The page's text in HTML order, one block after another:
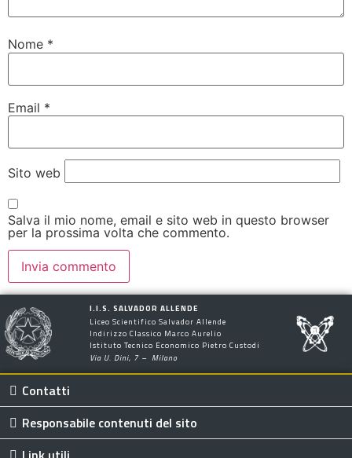
Nome *
Email *
Sito web
Salva il mio nome, email e sito web in questo browser
per la prossima volta che commento.
I.I.S. SALVADOR ALLENDE
Liceo Scientifico Salvador Allende
Indirizzo Classico Marco Aurelio
Istituto Tecnico Economico Pietro Custodi
Via U. Dini, 7 – Milano
Contatti
Responsabile contenuti del sito